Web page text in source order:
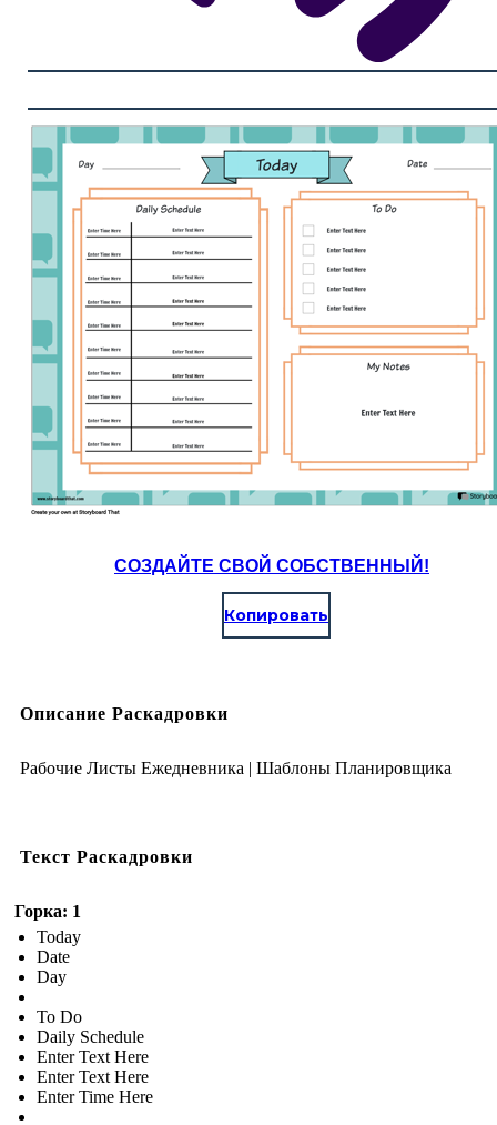
СОЗДАЙТЕ СВОЙ СОБСТВЕННЫЙ!
Копировать
Описание Раскадровки
Рабочие Листы Ежедневника | Шаблоны Планировщика
Текст Раскадровки
Горка: 1
Today
Date
Day
To Do
Daily Schedule
Enter Text Here
Enter Text Here
Enter Time Here